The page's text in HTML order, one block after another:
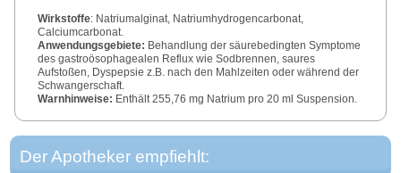
Wirkstoffe: Natriumalginat, Natriumhydrogencarbonat,
Calciumcarbonat.
Anwendungsgebiete: Behandlung der säurebedingten Symptome
des gastroösophagealen Reflux wie Sodbrennen, saures
Aufstoßen, Dyspepsie z.B. nach den Mahlzeiten oder während der
Schwangerschaft.
Warnhinweise: Enthält 255,76 mg Natrium pro 20 ml Suspension.
Zu Risiken und Nebenwirkungen lesen Sie die Packungsbeilage
und fragen Sie Ihre Ärztin, Ihren Arzt oder in Ihrer Apotheke.
Der Apotheker empfiehlt: